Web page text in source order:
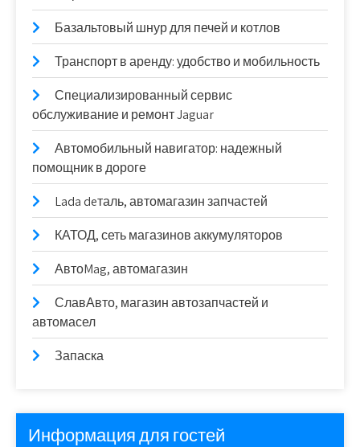
Базальтовый шнур для печей и котлов
Транспорт в аренду: удобство и мобильность
Специализированный сервис
обслуживание и ремонт Jaguar
Автомобильный навигатор: надежный
помощник в дороге
Lada deталь, автомагазин запчастей
КАТОД, сеть магазинов аккумуляторов
АвтоMag, автомагазин
СлавАвто, магазин автозапчастей и
автомасел
Запаска
Информация для гостей